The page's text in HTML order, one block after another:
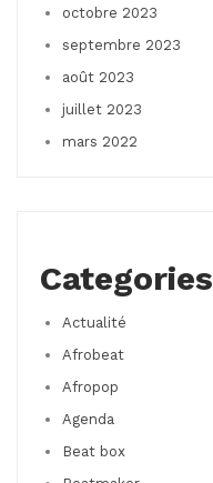
octobre 2023
septembre 2023
août 2023
juillet 2023
mars 2022
Categories
Actualité
Afrobeat
Afropop
Agenda
Beat box